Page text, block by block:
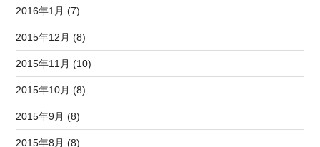
2016年1月 (7)
2015年12月 (8)
2015年11月 (10)
2015年10月 (8)
2015年9月 (8)
2015年8月 (8)